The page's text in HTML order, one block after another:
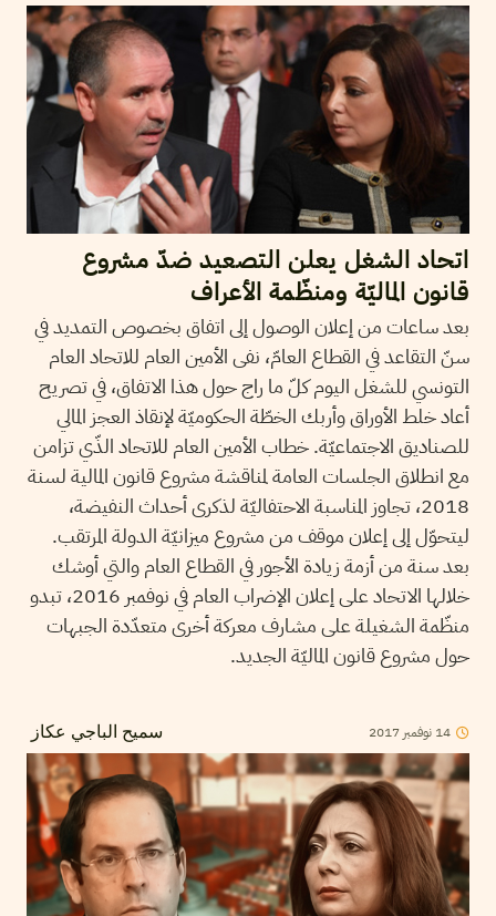
اتحاد الشغل يعلن التصعيد ضدّ مشروع
قانون الماليّة ومنظّمة الأعراف
بعد ساعات من إعلان الوصول إلى اتفاق بخصوص التمديد في
سنّ التقاعد في القطاع العامّ، نفى الأمين العام للاتحاد العام
التونسي للشغل اليوم كلّ ما راج حول هذا الاتفاق، في تصريح
أعاد خلط الأوراق وأربك الخطّة الحكوميّة لإنقاذ العجز المالي
للصناديق الاجتماعيّة. خطاب الأمين العام للاتحاد الذّي تزامن
مع انطلاق الجلسات العامة لمناقشة مشروع قانون المالية لسنة
2018، تجاوز المناسبة الاحتفاليّة لذكرى أحداث النفيضة،
ليتحوّل إلى إعلان موقف من مشروع ميزانيّة الدولة المرتقب.
بعد سنة من أزمة زيادة الأجور في القطاع العام والتي أوشك
خلالها الاتحاد على إعلان الإضراب العام في نوفمبر 2016، تبدو
منظّمة الشغيلة على مشارف معركة أخرى متعدّدة الجبهات
حول مشروع قانون الماليّة الجديد.
سميح الباجي عكاز 14 نوفمبر 2017